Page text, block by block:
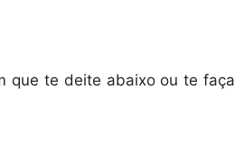
que te deite abaixo ou te faça